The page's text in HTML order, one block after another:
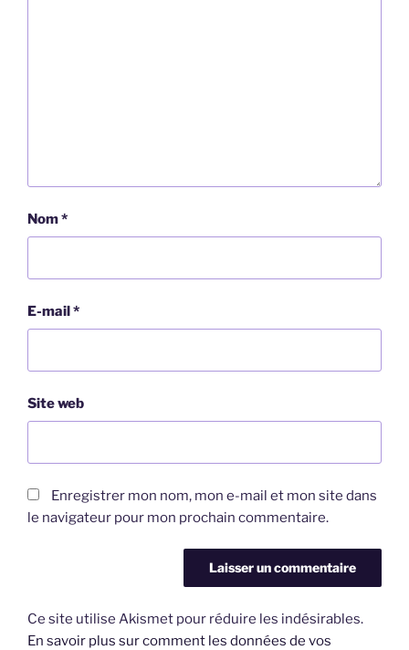
Nom*
E-mail*
Site web
Enregistrer mon nom, mon e-mail et mon site dans
le navigateur pour mon prochain commentaire.
Ce site utilise Akismet pour réduire les indésirables.
En savoir plus sur comment les données de vos